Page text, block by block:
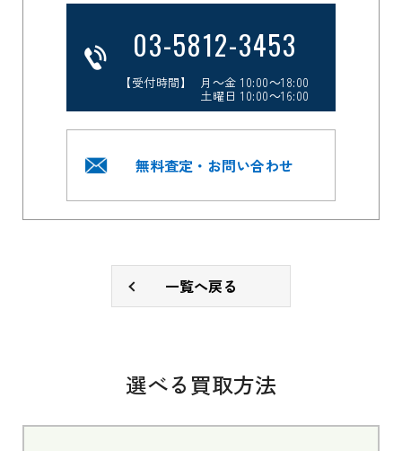
03-5812-3453
【受付時間】 月～金 10:00～18:00
土曜日 10:00～16:00
無料査定・お問い合わせ
一覧へ戻る
選べる買取方法